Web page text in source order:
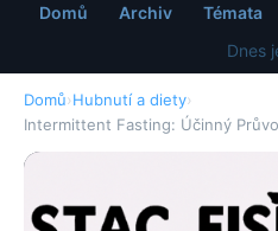
Domů Archiv Témata
Dnes
Domů›Hubnutí a diety›
Intermittent Fasting: Účinný